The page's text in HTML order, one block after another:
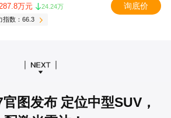
万元
24.24万
指数：66.3
询底价
图发布 定位中型SUV，